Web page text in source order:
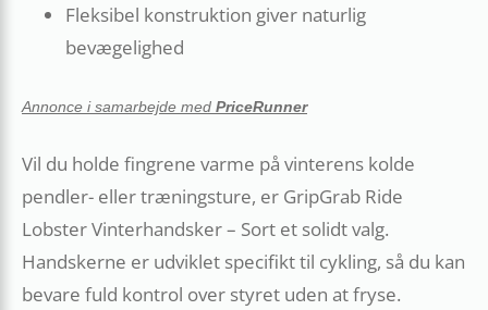
Fleksibel konstruktion giver naturlig
bevægelighed
Annonce i samarbejde med PriceRunner
Vil du holde fingrene varme på vinterens kolde
pendler- eller træningsture, er GripGrab Ride
Lobster Vinterhandsker – Sort et solidt valg.
Handskerne er udviklet specifikt til cykling, så du kan
bevare fuld kontrol over styret uden at fryse.